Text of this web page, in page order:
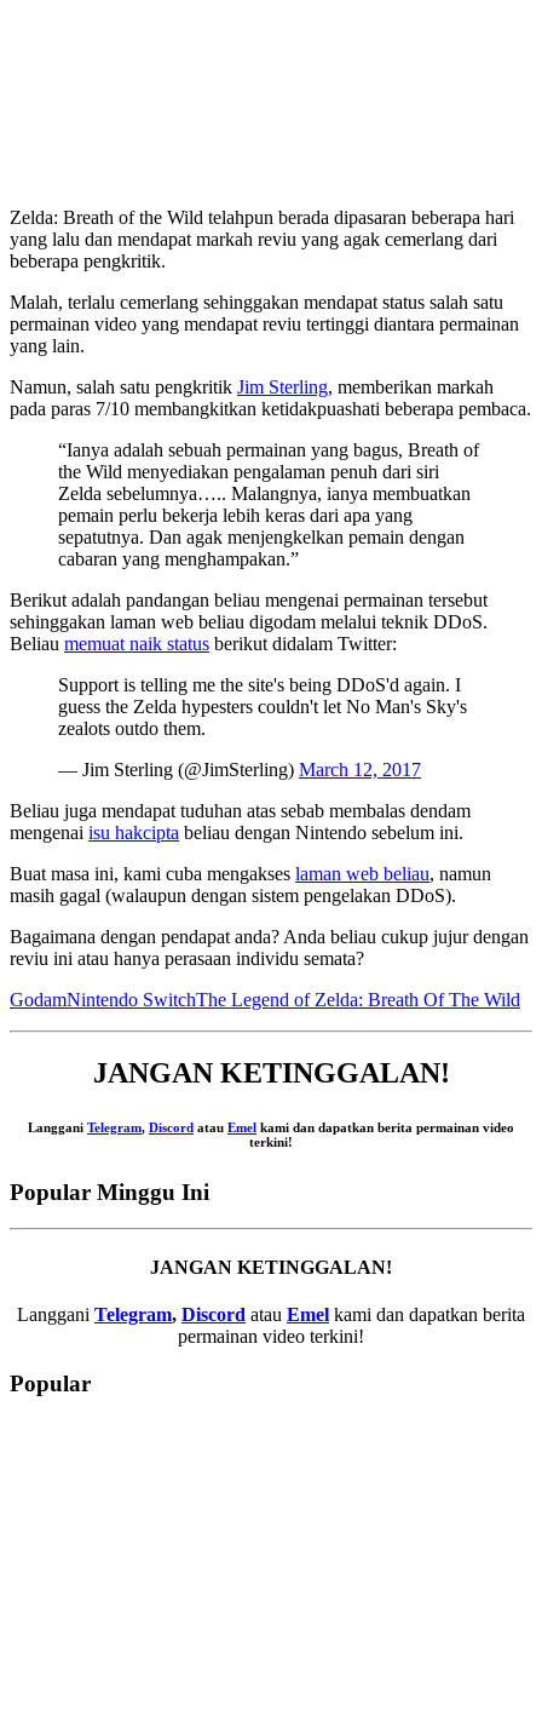
Zelda: Breath of the Wild telahpun berada dipasaran beberapa hari
yang lalu dan mendapat markah reviu yang agak cemerlang dari
beberapa pengkritik.
Malah, terlalu cemerlang sehinggakan mendapat status salah satu
permainan video yang mendapat reviu tertinggi diantara permainan
yang lain.
Namun, salah satu pengkritik Jim Sterling, memberikan markah
pada paras 7/10 membangkitkan ketidakpuashati beberapa pembaca.
“Ianya adalah sebuah permainan yang bagus, Breath of
the Wild menyediakan pengalaman penuh dari siri
Zelda sebelumnya….. Malangnya, ianya membuatkan
pemain perlu bekerja lebih keras dari apa yang
sepatutnya. Dan agak menjengkelkan pemain dengan
cabaran yang menghampakan.”
Berikut adalah pandangan beliau mengenai permainan tersebut
sehinggakan laman web beliau digodam melalui teknik DDoS.
Beliau memuat naik status berikut didalam Twitter:
Support is telling me the site's being DDoS'd again. I
guess the Zelda hypesters couldn't let No Man's Sky's
zealots outdo them.
— Jim Sterling (@JimSterling) March 12, 2017
Beliau juga mendapat tuduhan atas sebab membalas dendam
mengenai isu hakcipta beliau dengan Nintendo sebelum ini.
Buat masa ini, kami cuba mengakses laman web beliau, namun
masih gagal (walaupun dengan sistem pengelakan DDoS).
Bagaimana dengan pendapat anda? Anda beliau cukup jujur dengan
reviu ini atau hanya perasaan individu semata?
GodamNintendo SwitchThe Legend of Zelda: Breath Of The Wild
JANGAN KETINGGALAN!
Langgani Telegram, Discord atau Emel kami dan dapatkan berita permainan video
terkini!
Popular Minggu Ini
JANGAN KETINGGALAN!
Langgani Telegram, Discord atau Emel kami dan dapatkan berita
permainan video terkini!
Popular